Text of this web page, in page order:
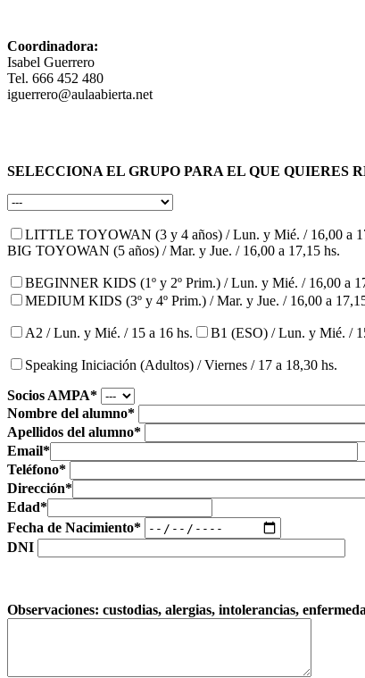
Coordinadora:
Isabel Guerrero
Tel. 666 452 480
iguerrero@aulaabierta.net
SELECCIONA EL GRUPO PARA EL QUE QUIERES
LITTLE TOYOWAN (3 y 4 años) / Lun. y Mié. / 16,00 a
BIG TOYOWAN (5 años) / Mar. y Jue. / 16,00 a 17,15 hs.
BEGINNER KIDS (1º y 2º Prim.) / Lun. y Mié. / 16,00 a
MEDIUM KIDS (3º y 4º Prim.) / Mar. y Jue. / 16,00 a
A2 / Lun. y Mié. / 15 a 16 hs. B1 (ESO) / Lun. y Mié. /
Speaking Iniciación (Adultos) / Viernes / 17 a 18,30 hs.
Socios AMPA*
Nombre del alumno*
Apellidos del alumno*
Email*
Teléfono*
Dirección*
Edad*
Fecha de Nacimiento*
DNI
Observaciones: custodias, alergias, intolerancias,